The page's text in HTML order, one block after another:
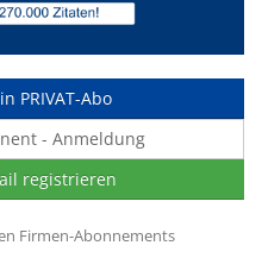
PRIVAT-Abo
- Anmeldung
registrieren
Firmen-Abonnements